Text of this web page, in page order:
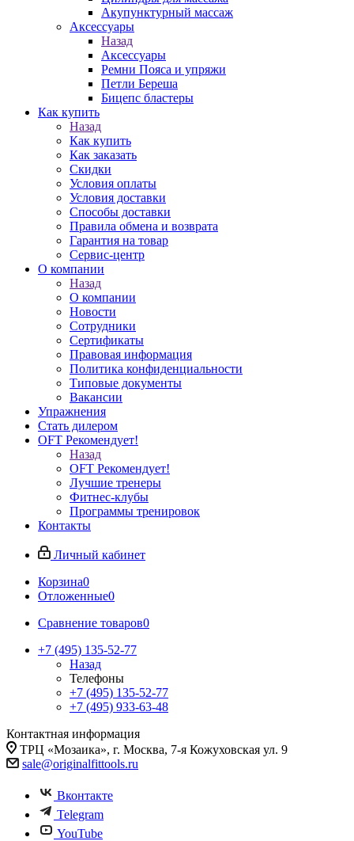
Акупунктурный массаж
Аксессуары
Назад
Аксессуары
Ремни Пояса и упряжи
Петли Береша
Бицепс бластеры
Как купить
Назад
Как купить
Как заказать
Скидки
Условия оплаты
Условия доставки
Способы доставки
Правила обмена и возврата
Гарантия на товар
Сервис-центр
О компании
Назад
О компании
Новости
Сотрудники
Сертификаты
Правовая информация
Политика конфиденциальности
Типовые документы
Вакансии
Упражнения
Стать дилером
OFT Рекомендует!
Назад
OFT Рекомендует!
Лучшие тренеры
Фитнес-клубы
Программы тренировок
Контакты
Личный кабинет
Корзина0
Отложенные0
Сравнение товаров0
+7 (495) 135-52-77
Назад
Телефоны
+7 (495) 135-52-77
+7 (495) 933-63-48
Контактная информация
ТРЦ «Мозаика», г. Москва, 7-я Кожуховская ул. 9
sale@originalfittools.ru
Вконтакте
Telegram
YouTube